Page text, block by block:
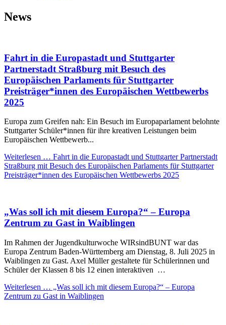
News
Fahrt in die Europastadt und Stuttgarter
Partnerstadt Straßburg mit Besuch des
Europäischen Parlaments für Stuttgarter
Preisträger*innen des Europäischen Wettbewerbs
2025
Europa zum Greifen nah: Ein Besuch im Europaparlament belohnte
Stuttgarter Schüler*innen für ihre kreativen Leistungen beim
Europäischen Wettbewerb...
Weiterlesen … Fahrt in die Europastadt und Stuttgarter Partnerstadt
Straßburg mit Besuch des Europäischen Parlaments für Stuttgarter
Preisträger*innen des Europäischen Wettbewerbs 2025
„Was soll ich mit diesem Europa?“ – Europa
Zentrum zu Gast in Waiblingen
Im Rahmen der Jugendkulturwoche WIRsindBUNT war das
Europa Zentrum Baden-Württemberg am Dienstag, 8. Juli 2025 in
Waiblingen zu Gast. Axel Müller gestaltete für Schülerinnen und
Schüler der Klassen 8 bis 12 einen interaktiven …
Weiterlesen … „Was soll ich mit diesem Europa?“ – Europa
Zentrum zu Gast in Waiblingen